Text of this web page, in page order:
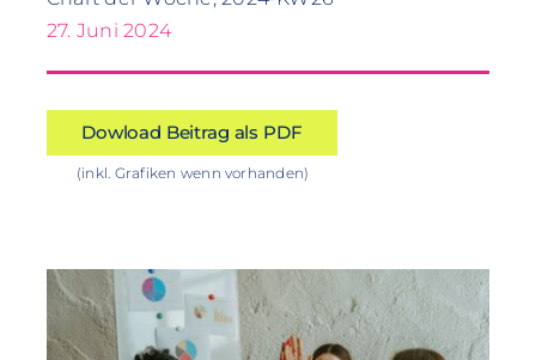
27. Juni 2024
Dowload Beitrag als PDF
(inkl. Grafiken wenn vorhanden)